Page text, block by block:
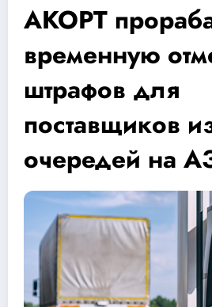
АКОРТ
временную
штрафов для
поставщиков
очередей на